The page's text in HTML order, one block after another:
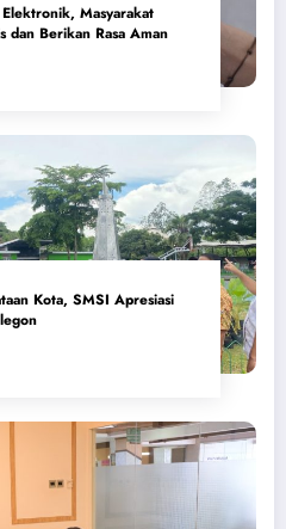
Masyarakat
dan Berikan Rasa Aman
Kota, SMSI Apresiasi